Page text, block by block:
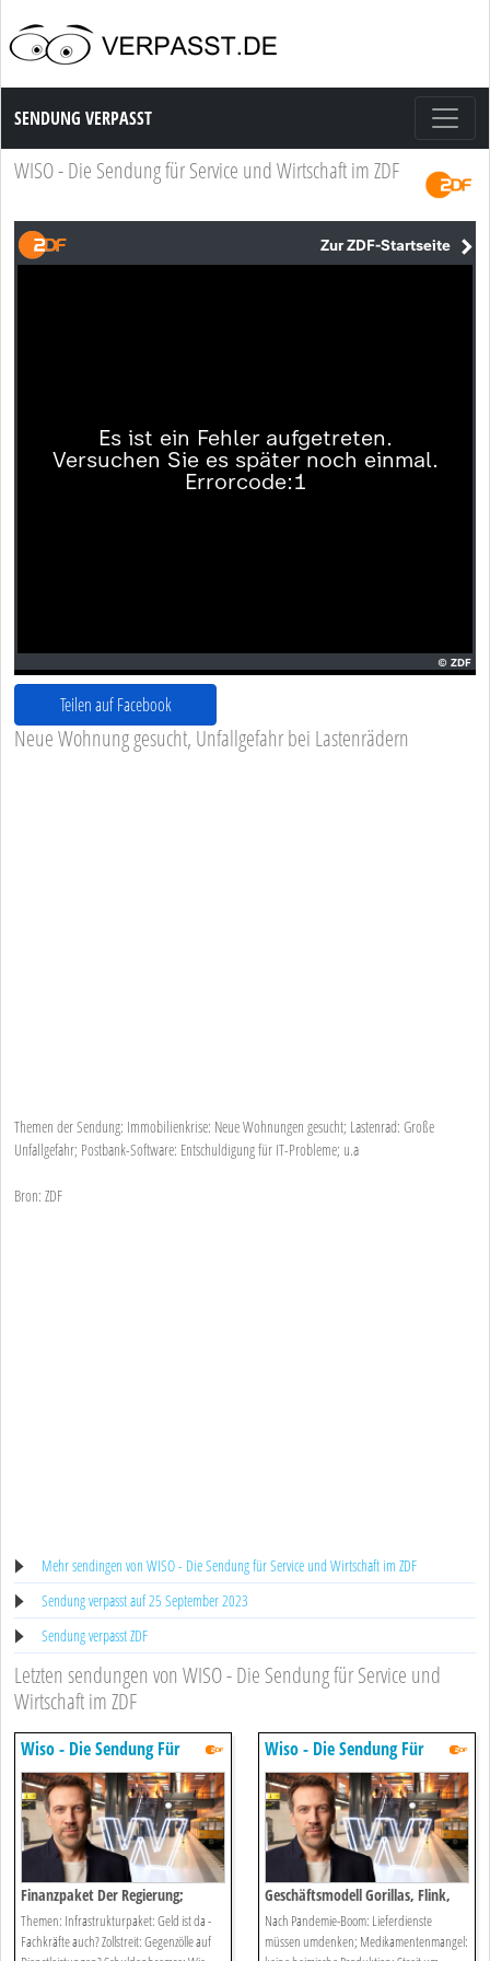
Sendung Verpasst
SENDUNG VERPASST
WISO - Die Sendung für Service und Wirtschaft im ZDF
Teilen auf Facebook
Neue Wohnung gesucht, Unfallgefahr bei Lastenrädern
Themen der Sendung: Immobilienkrise: Neue Wohnungen gesucht; Lastenrad: Große
Unfallgefahr; Postbank-Software: Entschuldigung für IT-Probleme; u.a
Bron: ZDF
Mehr sendingen von WISO - Die Sendung für Service und Wirtschaft im ZDF
Sendung verpasst auf 25 September 2023
Sendung verpasst ZDF
Letzten sendungen von WISO - Die Sendung für Service und
Wirtschaft im ZDF
Wiso - Die Sendung Für
Service Und Wirtschaft Im Zdf
Finanzpaket Der Regierung;
Gegenzölle Auf Dienstleistungen?
Themen: Infrastrukturpaket: Geld ist da -
Fachkräfte auch? Zollstreit: Gegenzölle auf
Wiso - Die Sendung Für
Service Und Wirtschaft Im Zdf
Geschäftsmodell Gorillas, Flink,
Getir; Coronahilfe Rückzahlung
Nach Pandemie-Boom: Lieferdienste
müssen umdenken; Medikamentenmangel: